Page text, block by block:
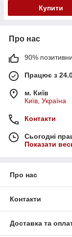
Купити
Про нас
90%
Працює з
м. Київ
Київ, Україна
Контакти
Сьогодні
Показати
Про нас
Контакти
Доставка та